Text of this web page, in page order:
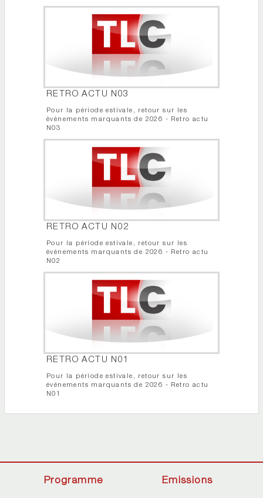
RETRO ACTU N03
Pour la période estivale, retour sur les
événements marquants de 2026 - Retro actu
N03
RETRO ACTU N02
Pour la période estivale, retour sur les
événements marquants de 2026 - Retro actu
N02
RETRO ACTU N01
Pour la période estivale, retour sur les
événements marquants de 2026 - Retro actu
N01
Programme Emissions